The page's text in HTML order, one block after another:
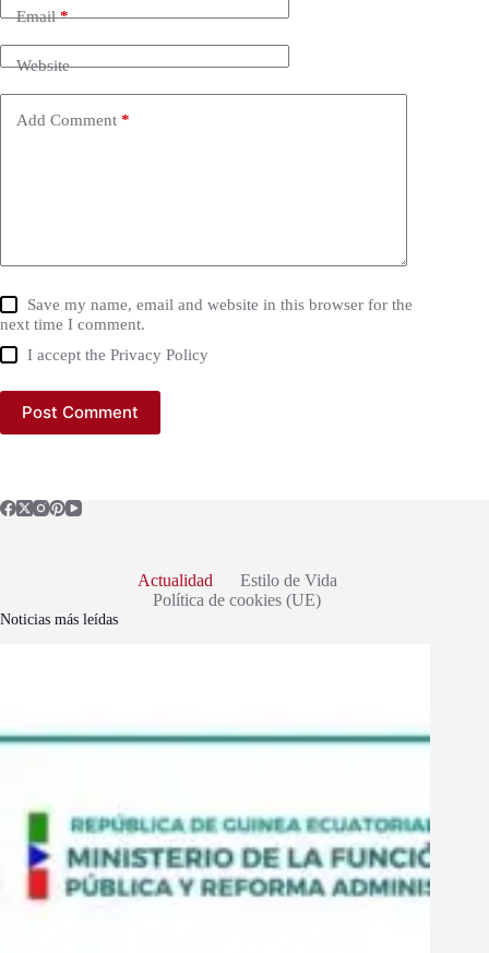
Email*
Website
Add Comment *
Save my name, email and website in this browser for the
next time I comment.
I accept thePrivacy Policy
Post Comment
Actualidad
Estilo de Vida
Política de cookies (UE)
Noticias más leídas